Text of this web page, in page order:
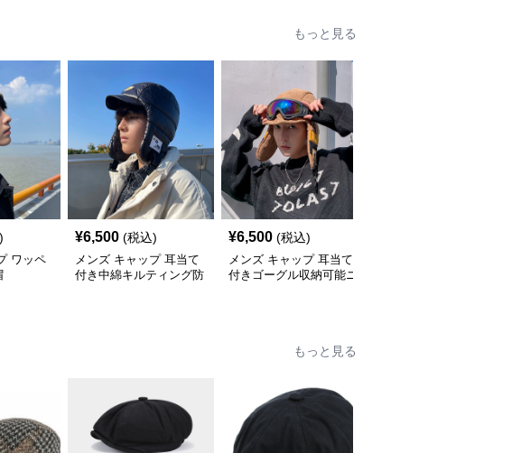
もっと見る
ワッペ
¥6,500 (税込)
メンズ キャップ 耳当て
付き中綿キルティング防
¥6,500 (税込)
メンズ キャップ 耳当て
付きゴーグル収納可能ニ
もっと見る